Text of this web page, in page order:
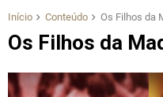
Início Conteúdo Os Filhos da
Os Filhos da